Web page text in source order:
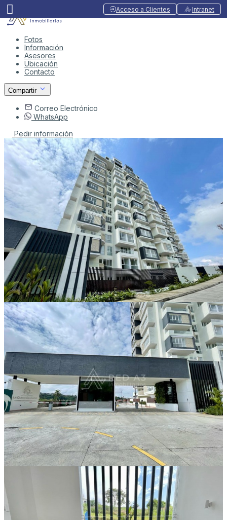
Acceso a Clientes Intranet
Fotos
Información
Asesores
Ubicación
Contacto
Compartir
Correo Electrónico
WhatsApp
Pedir información